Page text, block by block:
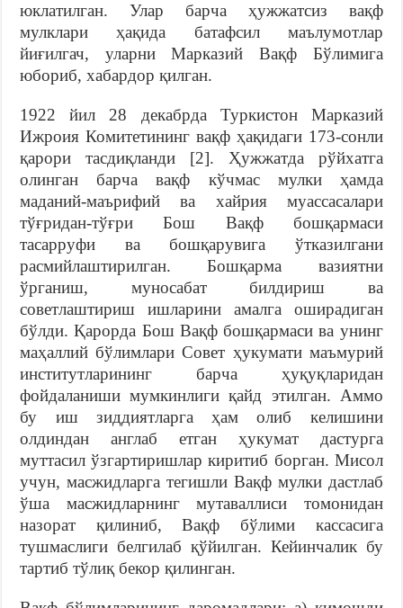
юклатилган. Улар барча ҳужжатсиз вақф
мулклари ҳақида батафсил маълумотлар
йиғилгач, уларни Марказий Вақф Бўлимига
юбориб, хабардор қилган.
1922 йил 28 декабрда Туркистон Марказий
Ижроия Комитетининг вақф ҳақидаги 173-сонли
қарори тасдиқланди [2]. Ҳужжатда рўйхатга
олинган барча вақф кўчмас мулки ҳамда
маданий-маърифий ва хайрия муассасалари
тўғридан-тўғри Бош Вақф бошқармаси
тасарруфи ва бошқарувига ўтказилгани
расмийлаштирилган. Бошқарма вазиятни
ўрганиш, муносабат билдириш ва
советлаштириш ишларини амалга оширадиган
бўлди. Қарорда Бош Вақф бошқармаси ва унинг
маҳаллий бўлимлари Совет ҳукумати маъмурий
институтларининг барча ҳуқуқларидан
фойдаланиши мумкинлиги қайд этилган. Аммо
бу иш зиддиятларга ҳам олиб келишини
олдиндан англаб етган ҳукумат дастурга
муттасил ўзгартиришлар киритиб борган. Мисол
учун, масжидларга тегишли Вақф мулки дастлаб
ўша масжидларнинг мутаваллиси томонидан
назорат қилиниб, Вақф бўлими кассасига
тушмаслиги белгилаб қўйилган. Кейинчалик бу
тартиб тўлиқ бекор қилинган.